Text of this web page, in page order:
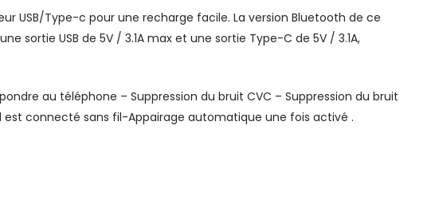
USB/Type-c pour une recharge facile. La version Bluetooth de ce
sortie USB de 5V / 3.1A max et une sortie Type-C de 5V / 3.1A,
au téléphone – Suppression du bruit CVC – Suppression du bruit
est connecté sans fil-Appairage automatique une fois activé .